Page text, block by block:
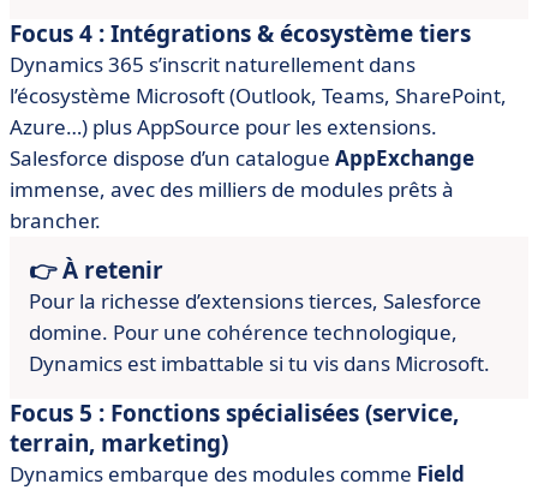
Focus 4 : Intégrations & écosystème tiers
Dynamics 365 s’inscrit naturellement dans
l’écosystème Microsoft (Outlook, Teams, SharePoint,
Azure…) plus AppSource pour les extensions.
Salesforce dispose d’un catalogue AppExchange
immense, avec des milliers de modules prêts à
brancher.
👉 À retenir
Pour la richesse d’extensions tierces, Salesforce
domine. Pour une cohérence technologique,
Dynamics est imbattable si tu vis dans Microsoft.
Focus 5 : Fonctions spécialisées (service,
terrain, marketing)
Dynamics embarque des modules comme Field